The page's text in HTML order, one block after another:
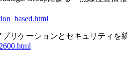
プリケーションとセキュリテ